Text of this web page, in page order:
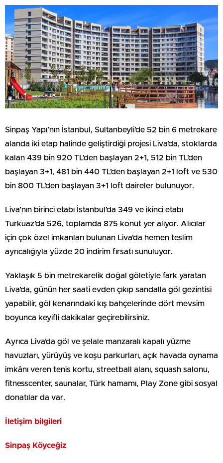
Sinpaş Yapı’nın İstanbul, Sultanbeyli’de 52 bin 6 metrekare
alanda iki etap halinde geliştirdiği projesi Liva’da, stoklarda
kalan 439 bin 920 TL’den başlayan 2+1, 512 bin TL’den
başlayan 3+1, 481 bin 440 TL’den başlayan 2+1 loft ve 530
bin 800 TL’den başlayan 3+1 loft daireler bulunuyor.
Liva’nın birinci etabı İstanbul’da 349 ve ikinci etabı
Turkuaz’da 526, toplamda 875 konut yer alıyor. Alıcılar
için çok özel imkanları bulunan Liva’da hemen teslim
ayrıcalığıyla yüzde 20 indirim fırsatı sunuluyor.
Yaklaşık 5 bin metrekarelik doğal göletiyle fark yaratan
Liva’da, günün her saati evden çıkıp sandalla göl gezintisi
yapabilir, göl kenarındaki kış bahçelerinde dört mevsim
boyunca keyifli dakikalar geçirebilirsiniz.
Ayrıca Liva’da göl ve şelale manzaralı kapalı yüzme
havuzları, yürüyüş ve koşu parkurları, açık havada oynama
imkânı veren tenis kortu, streetball alanı, squash salonu,
fitnesscenter, saunalar, Türk hamamı, Play Zone gibi sosyal
donatılar da var.
İletişim bilgileri
Sinpaş Köyceğiz